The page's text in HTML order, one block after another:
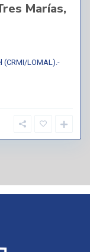
Marías,
(CRMI/LOMAL).-